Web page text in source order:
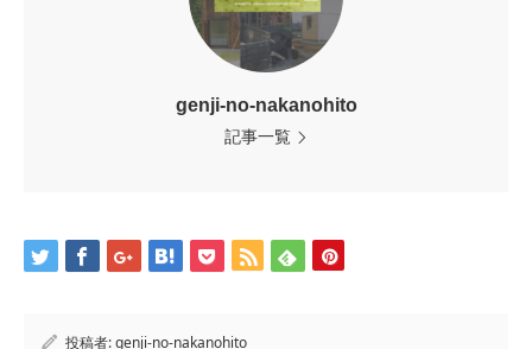
genji-no-nakanohito
記事一覧
投稿者:genji-no-nakanohito